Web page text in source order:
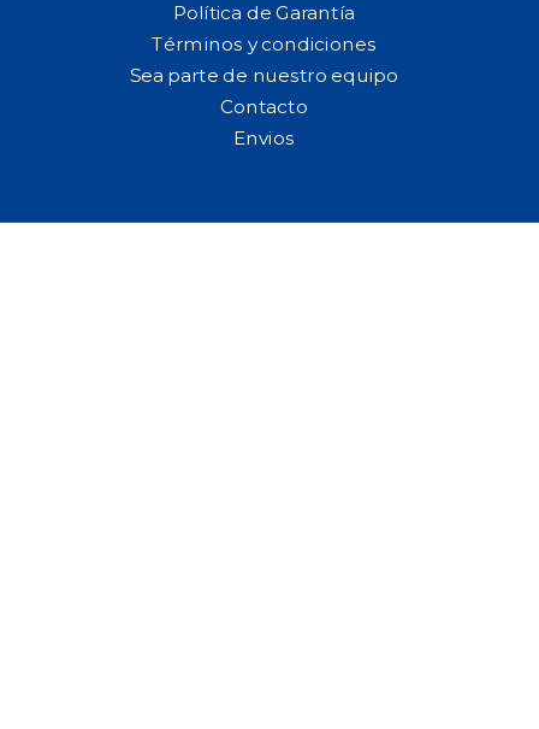
Política de Garantía
Términos y condiciones
Sea parte de nuestro equipo
Contacto
Envios